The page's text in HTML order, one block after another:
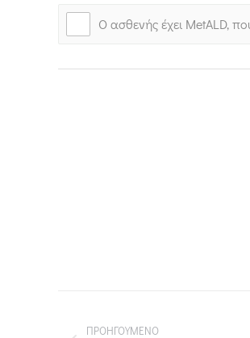
Ο ασθενής έχει MetALD,
ΠΡΟΗΓΟΥΜΕΝΟ